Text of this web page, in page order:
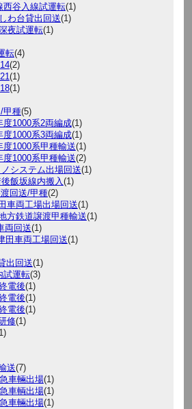
西谷入線試運転(1)
わ台貸出回送(1)
夜試運転(1)
転(4)
(2)
(1)
(1)
甲種(5)
度1000系2両編成(1)
度1000系3両編成(1)
度1000系甲種輸送(1)
度1000系甲種輸送(2)
システム出場回送(1)
飯坂線内搬入(1)
回送/甲種(2)
車両工場出場回送(1)
方鉄道譲渡甲種輸送(1)
両回送(1)
田車両工場回送(1)
出回送(1)
試運転(3)
電後(1)
電後(1)
電後(1)
修(1)
送(7)
車輛出場(1)
車輌出場(1)
車輛出場(1)